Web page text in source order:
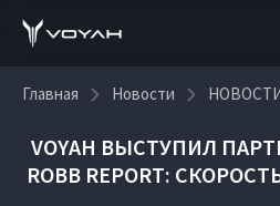
Главная Новости
VOYAH ВЫСТУПИЛ
ROBB REPORT: